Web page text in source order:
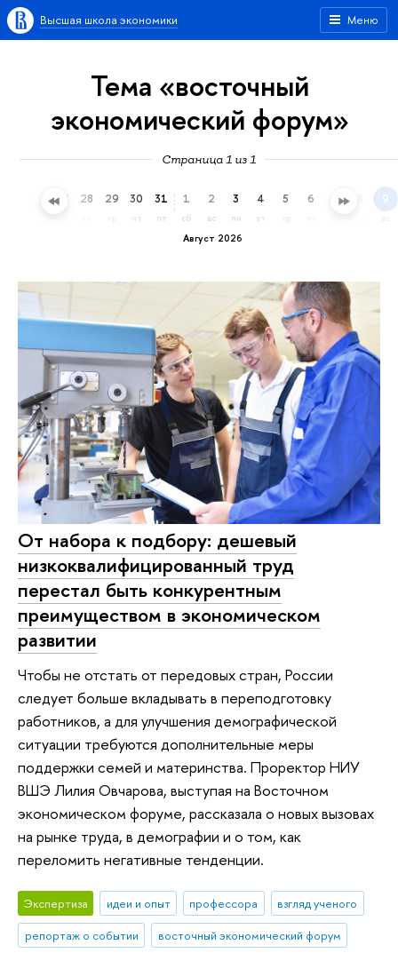
Меню
Высшая школа экономики
Тема «восточный
экономический форум»
Страница 1 из 1
27 28 29 30
чт
31
пт
Август 2026
1
сб
2
вс
3
пн
4
вт
5 6 7 9
вс
От набора к подбору: дешевый
низкоквалифицированный труд
перестал быть конкурентным
преимуществом в экономическом
развитии
Чтобы не отстать от передовых стран, России
следует больше вкладывать в переподготовку
работников, а для улучшения демографической
ситуации требуются дополнительные меры
поддержки семей и материнства. Проректор НИУ
ВШЭ Лилия Овчарова, выступая на Восточном
экономическом форуме, рассказала о новых вызовах
на рынке труда, в демографии и о том, как
переломить негативные тенденции.
Экспертиза идеи и опыт профессора
взгляд ученого
репортаж о событии
восточный экономический форум